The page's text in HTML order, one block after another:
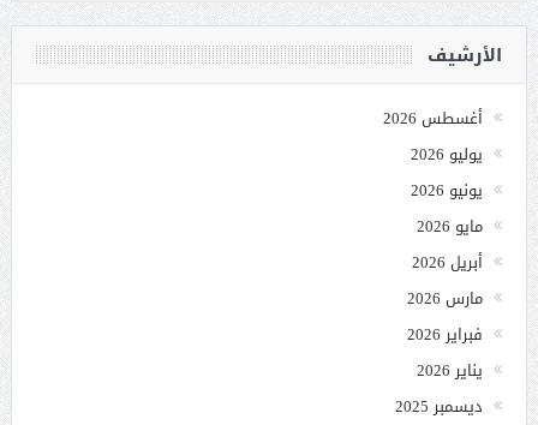
الأرشيف
أغسطس 2026
يوليو 2026
يونيو 2026
مايو 2026
أبريل 2026
مارس 2026
فبراير 2026
يناير 2026
ديسمبر 2025